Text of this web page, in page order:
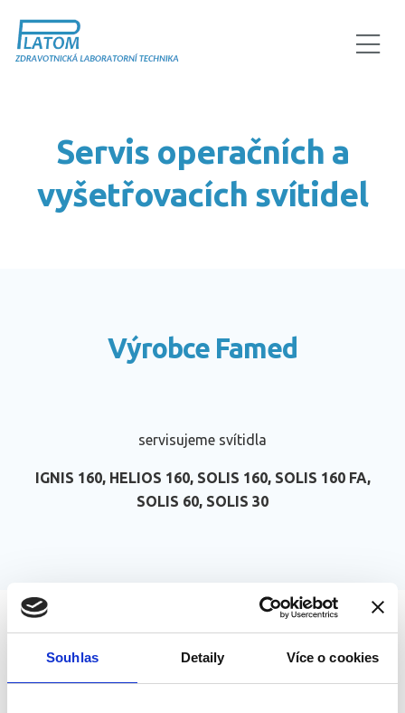
Souhlas Detaily Více o cookies
Servis operačních a
vyšetřovacích svítidel
Výrobce Famed
servisujeme svítidla
IGNIS 160, HELIOS 160, SOLIS 160, SOLIS 160 FA,
SOLIS 60, SOLIS 30
Výrobce INFIMED